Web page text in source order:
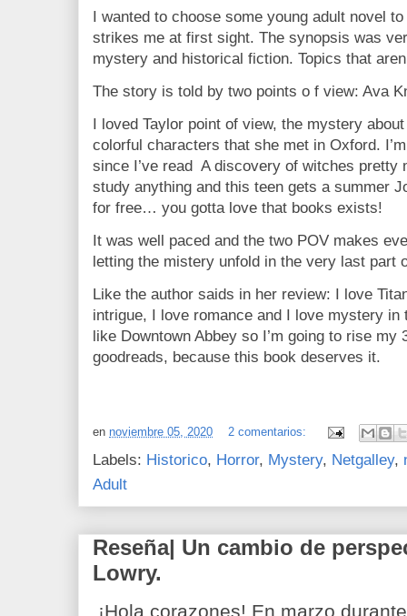
I wanted to choose some young adult novel
strikes me at first sight. The synopsis was
mystery and historical fiction. Topics that
The story is told by two points o f view: Ava
I loved Taylor point of view, the mystery
colorful characters that she met in Oxford.
since I’ve read A discovery of witches pretty
study anything and this teen gets a summer
for free… you gotta love that books exists!
It was well paced and the two POV makes
letting the mistery unfold in the very last part
Like the author saids in her review: I love
intrigue, I love romance and I love mystery in
like Downtown Abbey so I’m going to rise
goodreads, because this book deserves it.
en noviembre 05, 2020 2 comentarios:
Labels: Historico, Horror, Mystery, Netgalley,
Adult
Reseña| Un cambio de
Lowry.
¡Hola corazones! En marzo